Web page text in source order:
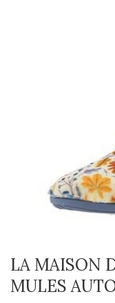
LA MAISON
MULES